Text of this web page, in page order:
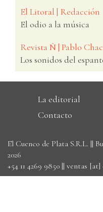
El Litoral | Redacción
El odio a la música
Revista Ñ | Pablo
Los sonidos del
La editorial
Contacto
El Cuenco de Plata S.R.L. ||
2026
+54 11 4269 9850 || ventas [at]